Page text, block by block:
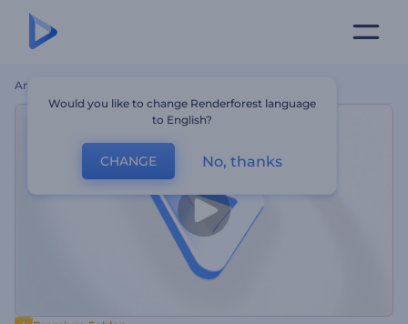
Ana Sayfa
Would you like to change Renderforest language
to English?
CHANGE No, thanks